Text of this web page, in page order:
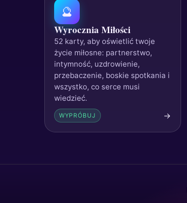
🔮
Wyrocznia Miłości
52 karty, aby oświetlić twoje
życie miłosne: partnerstwo,
intymność, uzdrowienie,
przebaczenie, boskie spotkania i
wszystko, co serce musi
wiedzieć.
WYPRÓBUJ →